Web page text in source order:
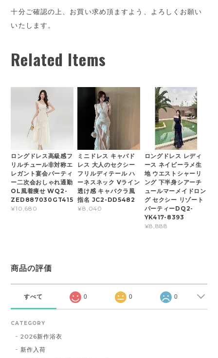
十分ご確認の上、お買い求め頂ますよう、よろしくお願い
いたします。
Related Items
ロングドレス高級感フ
リルチュール非対称エ
レガント宴会パーティ
ー二次会おしゃれ通勤
OL風着痩せ WQ2-
ZED887030GT415
¥10,680
ミニドレス キャバド
レス 大人のセクシー
フリルディテール ハ
ーネスネック Vライン
透け感 キャバクラ風
指名 JC2-DD5482
¥8,040
ロングドレス レディ
ース ネイビーラメ生
地 ウエストシャーリ
ング 下半身シアーチ
ュールマーメイドロン
グ セクシー リゾート
パーティーDQ2-
YK417-8393
¥8,888
商品の評価
すべて 0 0 0
CATEGORY
2026新作浴衣
新作入荷